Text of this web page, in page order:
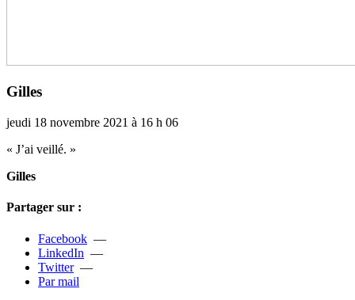
Gilles
jeudi 18 novembre 2021 à 16 h 06
« J’ai veillé. »
Gilles
Partager sur :
Facebook —
LinkedIn —
Twitter—
Par mail